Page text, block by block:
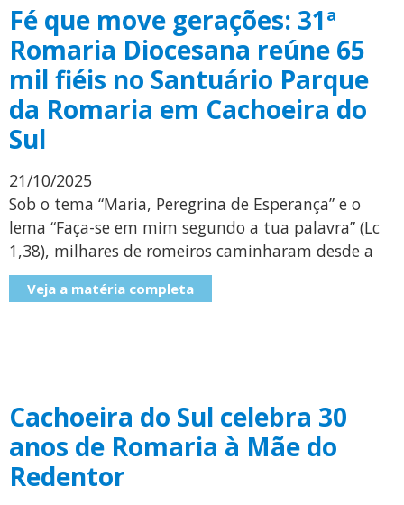
Fé que move gerações: 31ª
Romaria Diocesana reúne 65
mil fiéis no Santuário Parque
da Romaria em Cachoeira do
Sul
21/10/2025
Sob o tema “Maria, Peregrina de Esperança” e o
lema “Faça-se em mim segundo a tua palavra” (Lc
1,38), milhares de romeiros caminharam desde a
Veja a matéria completa
Cachoeira do Sul celebra 30
anos de Romaria à Mãe do
Redentor